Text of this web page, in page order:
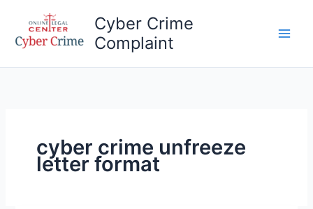
content
Cyber Crime
Complaint
cyber crime unfreeze
letter format